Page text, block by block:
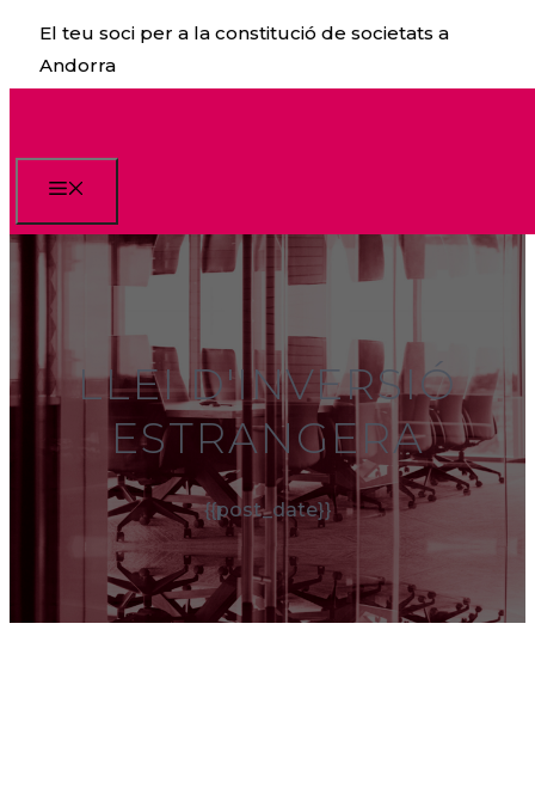
Vés
contingut
El teu soci per a la constitució de societats a
Andorra
LLEI D'INVERSIÓ
ESTRANGERA
{{post_date}}